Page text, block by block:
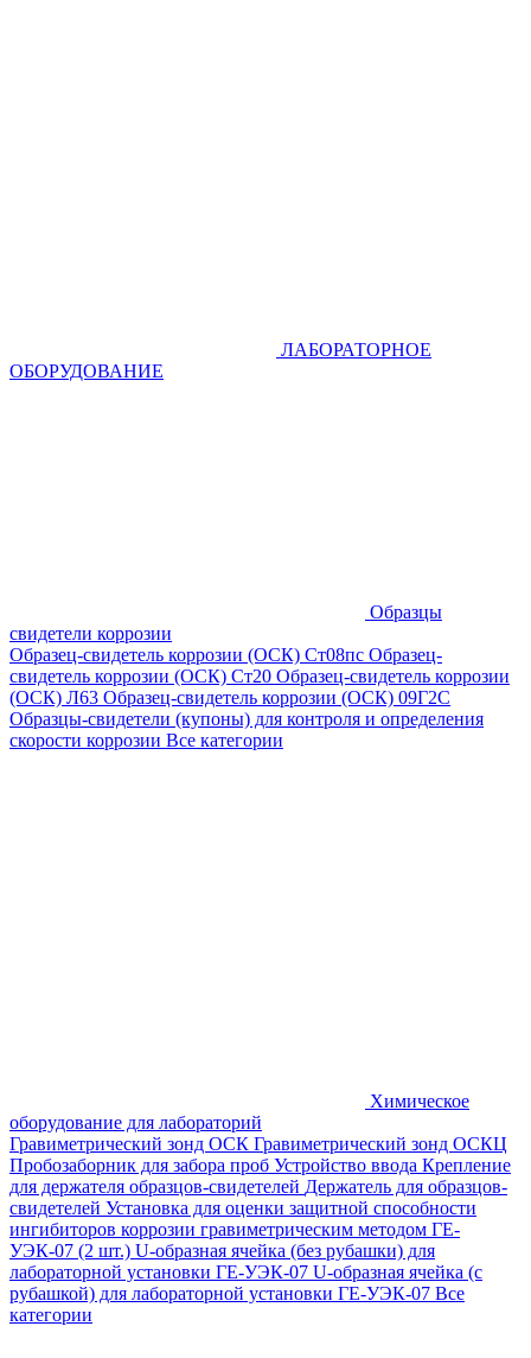
ЛАБОРАТОРНОЕ
ОБОРУДОВАНИЕ
Образцы
свидетели коррозии
Образец-свидетель коррозии (ОСК) Ст08пс Образец-
свидетель коррозии (ОСК) Ст20 Образец-свидетель коррозии
(ОСК) Л63 Образец-свидетель коррозии (ОСК) 09Г2С
Образцы-свидетели (купоны) для контроля и определения
скорости коррозии Все категории
Химическое
оборудование для лабораторий
Гравиметрический зонд ОСК Гравиметрический зонд ОСКЦ
Пробозаборник для забора проб Устройство ввода Крепление
для держателя образцов-свидетелей Держатель для образцов-
свидетелей Установка для оценки защитной способности
ингибиторов коррозии гравиметрическим методом ГЕ-
УЭК-07 (2 шт.) U-образная ячейка (без рубашки) для
лабораторной установки ГЕ-УЭК-07 U-образная ячейка (с
рубашкой) для лабораторной установки ГЕ-УЭК-07 Все
категории